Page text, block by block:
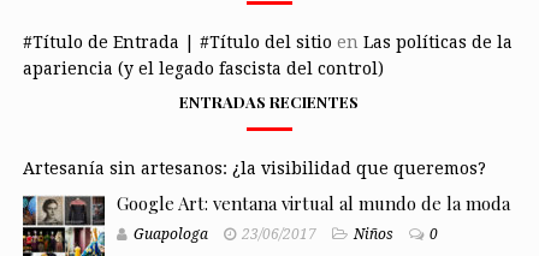
#Título de Entrada | #Título del sitio en Las políticas de la
apariencia (y el legado fascista del control)
ENTRADAS RECIENTES
Artesanía sin artesanos: ¿la visibilidad que queremos?
Google Art: ventana virtual al mundo de la moda
Guapologa 23/06/2017 Niños 0